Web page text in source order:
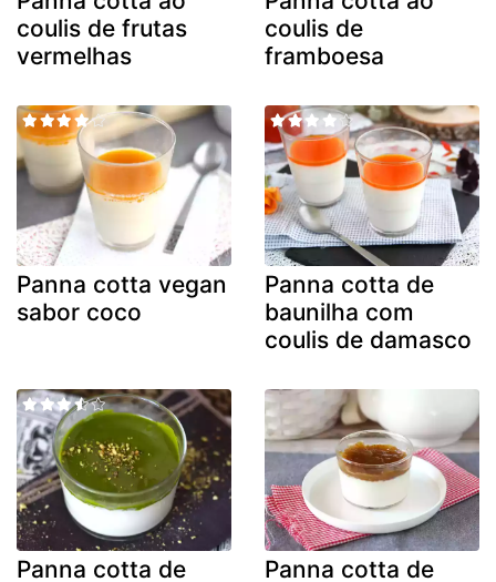
coulis de frutas
vermelhas
coulis de
framboesa
Panna cotta vegan
sabor coco
Panna cotta de
baunilha com
coulis de damasco
Panna cotta de
Panna cotta de